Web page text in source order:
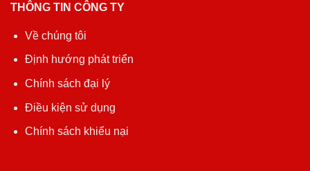
THÔNG TIN CÔNG TY
Về chúng tôi
Định hướng phát triển
Chính sách đại lý
Điều kiện sử dụng
Chính sách khiếu nại